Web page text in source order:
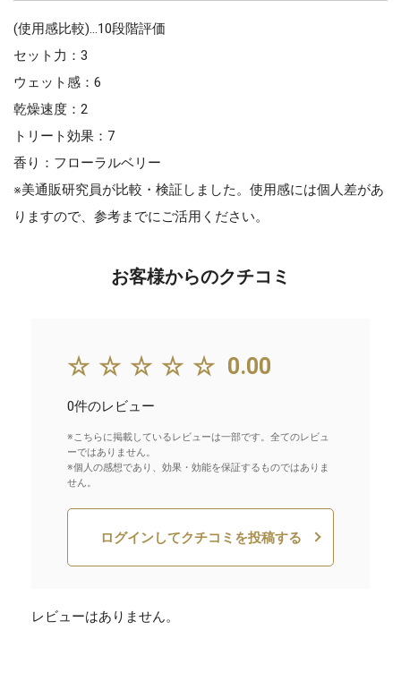
(使用感比較)…10段階評価
セット力：3
ウェット感：6
乾燥速度：2
トリート効果：7
香り：フローラルベリー
※美通販研究員が比較・検証しました。使用感には個人差があ
りますので、参考までにご活用ください。
お客様からのクチコミ
☆☆☆☆☆ 0.00
0件のレビュー
※こちらに掲載しているレビューは一部です。全てのレビュ
ーではありません。
※個人の感想であり、効果・効能を保証するものではありま
せん。
ログインしてクチコミを投稿する
レビューはありません。